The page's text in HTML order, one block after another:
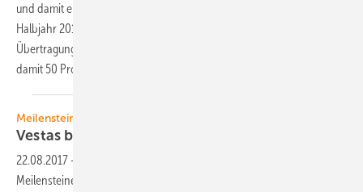
und damit einen neuen Rekord erreicht. Zum Vergleich: Im ersten
Halbjahr 2016 waren es laut Angaben des zuständigen
Übertragungsnetzbetreibers Tennet noch 5,18 Terawattstunden und
damit 50 Prozent
Meilenstein für Offshore-Projekt
Vestas beliefert Deutsche
22.08.2017 -
Meilensteine erreicht. Kurz nachdem Besitzer Northland Power den